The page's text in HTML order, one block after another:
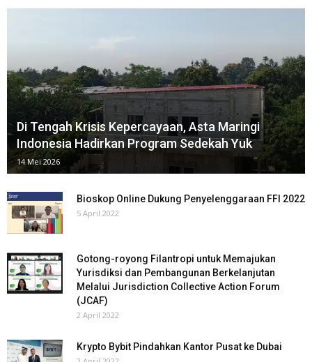
Di Tengah Krisis Kepercayaan, Asta Maringi
Indonesia⁠ Hadirkan Program Sedekah Yuk
14 Mei 2026
Bioskop Online Dukung Penyelenggaraan FFI 2022
5 April 2022
Gotong-royong Filantropi untuk Memajukan
Yurisdiksi dan Pembangunan Berkelanjutan
Melalui Jurisdiction Collective Action Forum
(JCAF)
2 April 2022
Krypto Bybit Pindahkan Kantor Pusat ke Dubai